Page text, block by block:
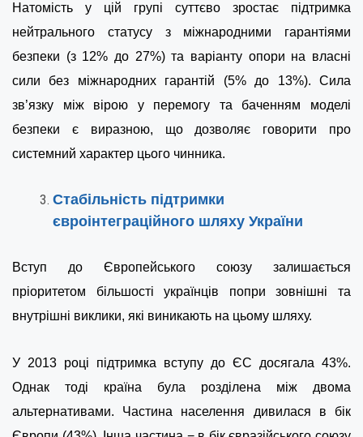
Натомість у цій групі суттєво зростає підтримка
нейтрального статусу з міжнародними гарантіями
безпеки (з 12% до 27%) та варіанту опори на власні
сили без міжнародних гарантій (5% до 13%). Сила
зв’язку між вірою у перемогу та баченням моделі
безпеки є виразною, що дозволяє говорити про
системний характер цього чинника.
Стабільність підтримки
євроінтеграційного шляху України
Вступ до Європейського союзу залишається
пріоритетом більшості українців попри зовнішні та
внутрішні виклики, які виникають на цьому шляху.
У 2013 році підтримка вступу до ЄС досягала 43%.
Однак тоді країна була розділена між двома
альтернативами. Частина населення дивилася в бік